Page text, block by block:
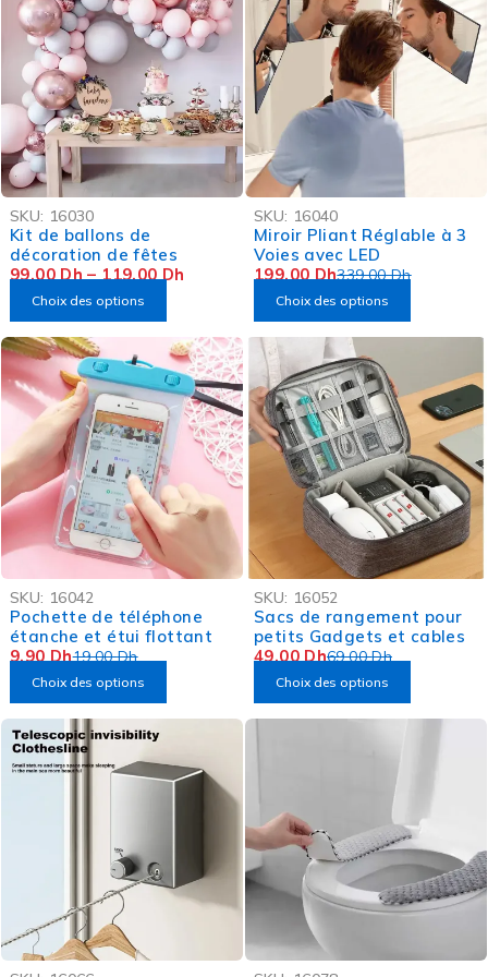
OFFRE FLASH
SKU: 16030
Kit de ballons de
décoration de fêtes
99,00 Dh – 119,00 Dh
Choix des options
SKU: 16040
Miroir Pliant Réglable à 3
Voies avec LED
339,00Dh
199,00 Dh
Choix des options
SKU: 16042
Pochette de téléphone
étanche et étui flottant
19,00Dh
9,90 Dh
Choix des options
SKU: 16052
Sacs de rangement pour
petits Gadgets et cables
69,00Dh
49,00 Dh
Choix des options